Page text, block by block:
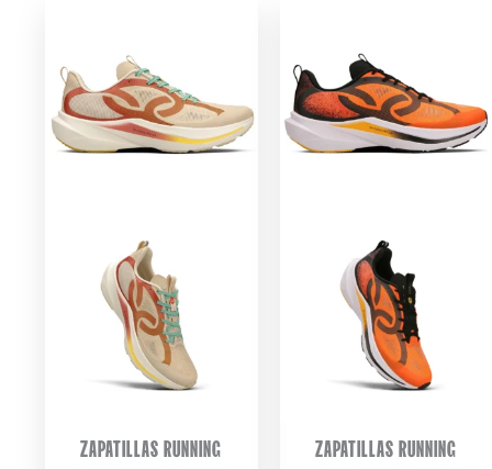
ZAPATILLAS RUNNING
ZAPATILLAS RUNNING